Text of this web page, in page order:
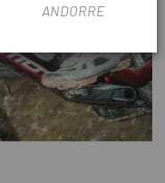
ANDORRE